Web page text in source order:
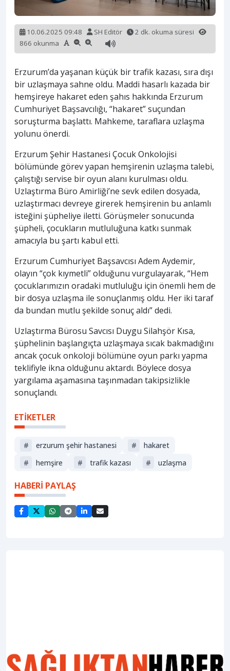
10.06.2025 09:48 SH Editör
2 dk. okuma süresi
866 okunma
Erzurum’da yaşanan küçük bir trafik kazası, sıra dışı
bir uzlaşmaya sahne oldu. Maddi hasarlı kazada bir
hemşireye hakaret eden şahıs hakkında Erzurum
Cumhuriyet Başsavcılığı, “hakaret” suçundan
soruşturma başlattı. Mahkeme, taraflara uzlaşma
yolunu önerdi.
Erzurum Şehir Hastanesi Çocuk Onkolojisi
bölümünde görev yapan hemşirenin uzlaşma talebi,
çalıştığı servise bir oyun alanı kurulması oldu.
Uzlaştırma Büro Amirliği’ne sevk edilen dosyada,
uzlaştırmacı devreye girerek hemşirenin bu anlamlı
isteğini şüpheliye iletti. Görüşmeler sonucunda
şüpheli, çocukların mutluluğuna katkı sunmak
amacıyla bu şartı kabul etti.
Erzurum Cumhuriyet Başsavcısı Adem Aydemir,
olayın “çok kıymetli” olduğunu vurgulayarak, “Hem
çocuklarımızın oradaki mutluluğu için önemli hem de
bir dosya uzlaşma ile sonuçlanmış oldu. Her iki taraf
da bundan mutlu şekilde sonuç aldı” dedi.
Uzlaştırma Bürosu Savcısı Duygu Silahşör Kısa,
şüphelinin başlangıçta uzlaşmaya sıcak bakmadığını
ancak çocuk onkoloji bölümüne oyun parkı yapma
teklifiyle ikna olduğunu aktardı. Böylece dosya
yargılama aşamasına taşınmadan takipsizlikle
sonuçlandı.
ETİKETLER
# erzurum şehir hastanesi #
hakaret
#
hemşire # trafik kazası # uzlaşma
HABERİ PAYLAŞ